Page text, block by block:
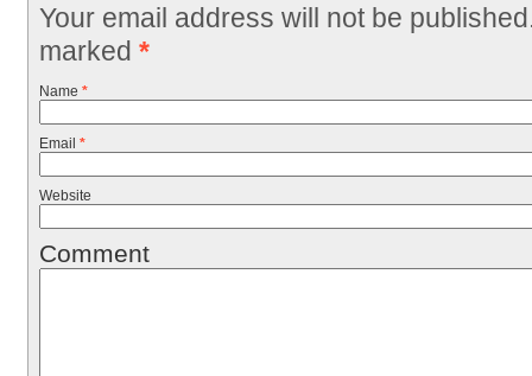
Your email address will not be
marked *
Name *
Email *
Website
Comment